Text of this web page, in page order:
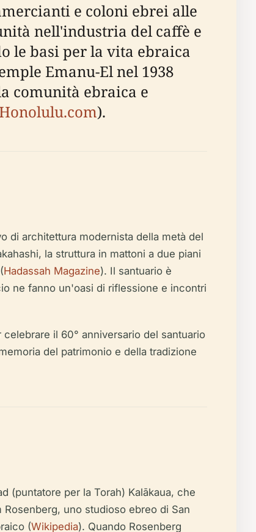
e coloni ebrei alle
nell'industria del caffè e
le basi per la vita ebraica
Emanu-El nel 1938
comunità ebraica e
Honolulu.com).
di architettura modernista della metà del
la struttura in mattoni a due piani
Hadassah Magazine). Il santuario è
ne fanno un'oasi di riflessione e incontri
il 60° anniversario del santuario
del patrimonio e della tradizione
(puntatore per la Torah) Kalākaua, che
uno studioso ebreo di San
(Wikipedia). Quando Rosenberg